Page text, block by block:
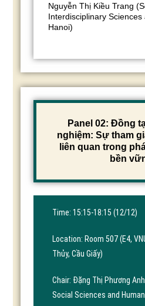
Nguyễn Thị Kiều Trang
Interdisciplinary Sciences
Hanoi)
Panel 02: Đồng
nghiệm: Sự tham
liên quan trong
bền
Time: 15:15-18:15 (12/12)
Location: Room 507 (E4,
Thủy, Cầu Giấy)
Chair: Đặng Thị Phương
Social Sciences and